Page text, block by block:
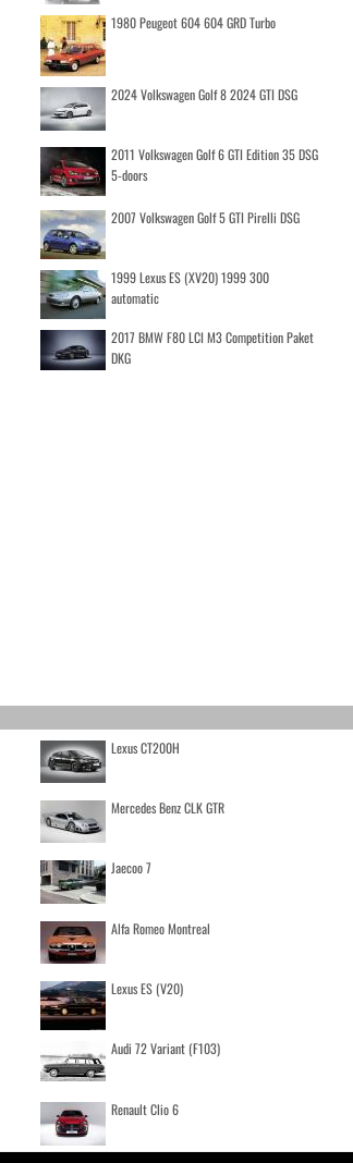
1980 Peugeot 604 604 GRD Turbo
2024 Volkswagen Golf 8 2024 GTI DSG
2011 Volkswagen Golf 6 GTI Edition 35 DSG
5-doors
2007 Volkswagen Golf 5 GTI Pirelli DSG
1999 Lexus ES (XV20) 1999 300
automatic
2017 BMW F80 LCI M3 Competition Paket
DKG
Lexus CT200H
Mercedes Benz CLK GTR
Jaecoo 7
Alfa Romeo Montreal
Lexus ES (V20)
Audi 72 Variant (F103)
Renault Clio 6